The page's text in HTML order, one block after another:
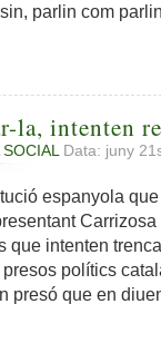
parlin com
la, intenten
Data: juny
espanyola
que intenten
polítics
presó que en